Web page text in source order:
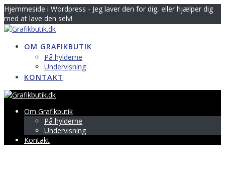
Skip
to
content
Hjemmeside i Wordpress - Jeg laver den for dig, eller hjælper dig
med at lave den selv!
OM GRAFIKBUTIK
På hylderne
Undervisning
KONTAKT
Om Grafikbutik
På hylderne
Undervisning
Kontakt